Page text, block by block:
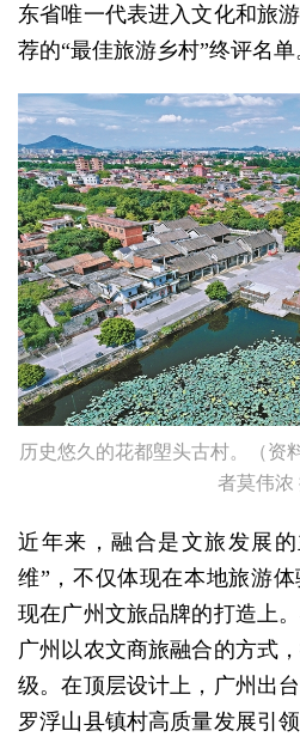
东省唯一代表进入文化和旅
荐的“最佳旅游乡村”终评名单
历史悠久的花都塱头古村。（资
者莫伟浓
近年来，融合是文旅发展
维”，不仅体现在本地旅游
现在广州文旅品牌的打造上
广州以农文商旅融合的方式
级。在顶层设计上，广州出
罗浮山县镇村高质量发展引